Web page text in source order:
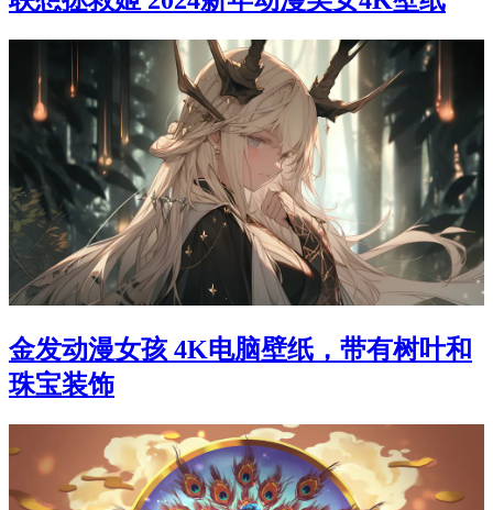
金发动漫女孩 4K电脑壁纸，带有树叶和
珠宝装饰